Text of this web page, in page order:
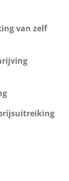
van zelf